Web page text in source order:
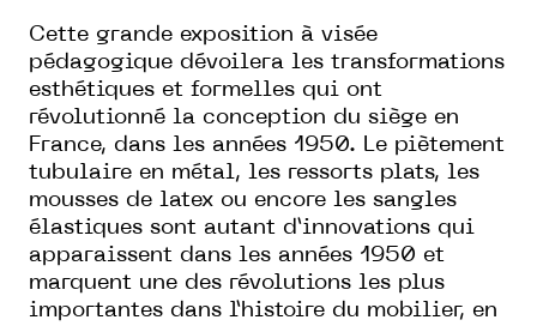
Cette grande exposition à visée
pédagogique dévoilera les transformations
esthétiques et formelles qui ont
révolutionné la conception du siège en
France, dans les années 1950. Le piètement
tubulaire en métal, les ressorts plats, les
mousses de latex ou encore les sangles
élastiques sont autant d’innovations qui
apparaissent dans les années 1950 et
marquent une des révolutions les plus
importantes dans l’histoire du mobilier, en